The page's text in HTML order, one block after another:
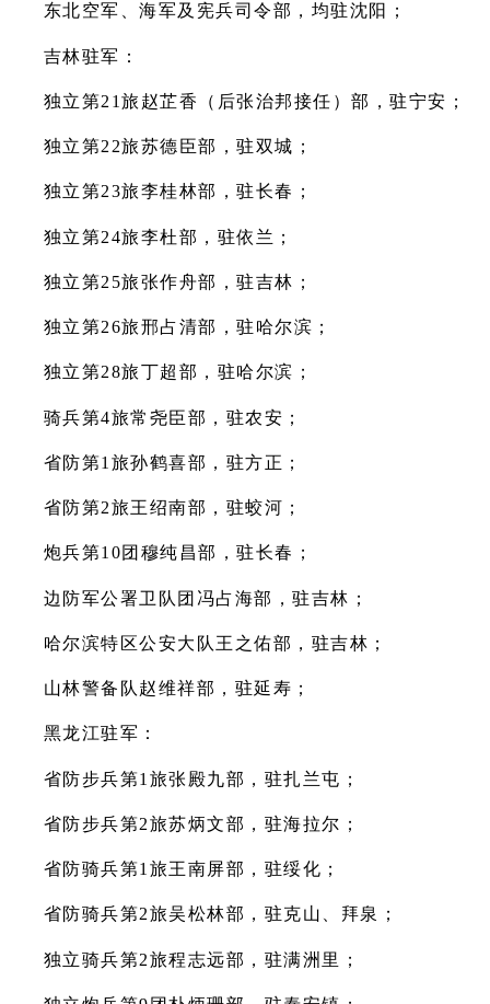
东北空军、海军及宪兵司令部，均驻沈阳；
吉林驻军：
独立第21旅赵芷香（后张治邦接任）部，驻宁安；
独立第22旅苏德臣部，驻双城；
独立第23旅李桂林部，驻长春；
独立第24旅李杜部，驻依兰；
独立第25旅张作舟部，驻吉林；
独立第26旅邢占清部，驻哈尔滨；
独立第28旅丁超部，驻哈尔滨；
骑兵第4旅常尧臣部，驻农安；
省防第1旅孙鹤喜部，驻方正；
省防第2旅王绍南部，驻蛟河；
炮兵第10团穆纯昌部，驻长春；
边防军公署卫队团冯占海部，驻吉林；
哈尔滨特区公安大队王之佑部，驻吉林；
山林警备队赵维祥部，驻延寿；
黑龙江驻军：
省防步兵第1旅张殿九部，驻扎兰屯；
省防步兵第2旅苏炳文部，驻海拉尔；
省防骑兵第1旅王南屏部，驻绥化；
省防骑兵第2旅吴松林部，驻克山、拜泉；
独立骑兵第2旅程志远部，驻满洲里；